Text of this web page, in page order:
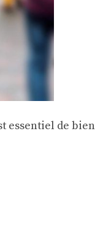
essentiel de bien